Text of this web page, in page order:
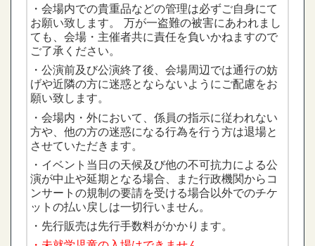
・会場内での貴重品などの管理は必ずご自身にて
お願い致します。 万が一盗難の被害にあわれまし
ても、会場・主催者共に責任を負いかねますので
ご了承ください。
・公演前及び公演終了後、会場周辺では通行の妨
げや近隣の方に迷惑とならないようにご配慮をお
願い致します。
・会場内・外において、係員の指示に従われない
方や、他の方の迷惑になる行為を行う方は退場と
させていただきます。
・イベント当日の天候及び他の不可抗力による公
演が中止や延期となる場合、また行政機関からコ
ンサートの規制の要請を受ける場合以外でのチケ
ットの払い戻しは一切行いません。
・先行販売は先行手数料がかかります。